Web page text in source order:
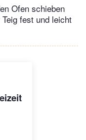
Ofen schieben
fest und leicht